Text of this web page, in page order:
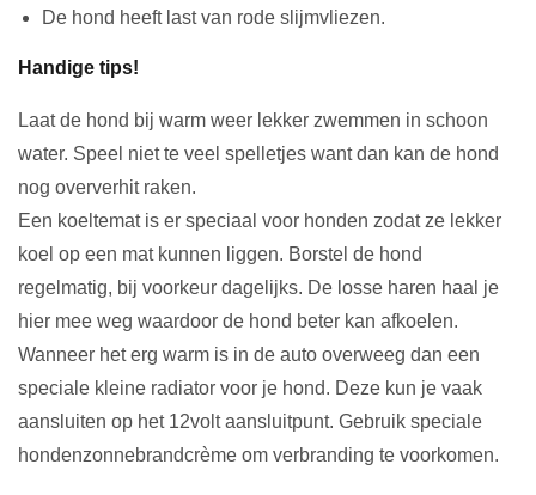
De hond heeft last van rode slijmvliezen.
Handige tips!
Laat de hond bij warm weer lekker zwemmen in schoon
water. Speel niet te veel spelletjes want dan kan de hond
nog oververhit raken.
Een koeltemat is er speciaal voor honden zodat ze lekker
koel op een mat kunnen liggen. Borstel de hond
regelmatig, bij voorkeur dagelijks. De losse haren haal je
hier mee weg waardoor de hond beter kan afkoelen.
Wanneer het erg warm is in de auto overweeg dan een
speciale kleine radiator voor je hond. Deze kun je vaak
aansluiten op het 12volt aansluitpunt. Gebruik speciale
hondenzonnebrandcrème om verbranding te voorkomen.